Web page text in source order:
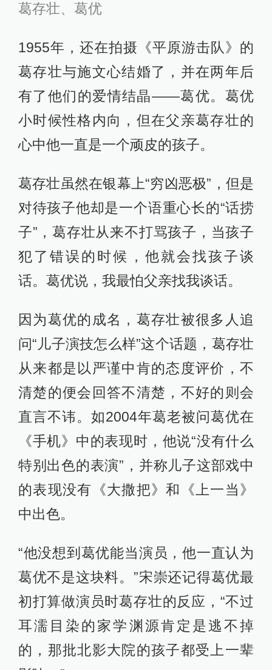
葛存壮、葛优
1955年，还在拍摄《平原游击队》的
葛存壮与施文心结婚了，并在两年后
有了他们的爱情结晶——葛优。葛优
小时候性格内向，但在父亲葛存壮的
心中他一直是一个顽皮的孩子。
葛存壮虽然在银幕上“穷凶恶极”，但是
对待孩子他却是一个语重心长的“话捞
子”，葛存壮从来不打骂孩子，当孩子
犯了错误的时候，他就会找孩子谈
话。葛优说，我最怕父亲找我谈话。
因为葛优的成名，葛存壮被很多人追
问“儿子演技怎么样”这个话题，葛存壮
从来都是以严谨中肯的态度评价，不
清楚的便会回答不清楚，不好的则会
直言不讳。如2004年葛老被问葛优在
《手机》中的表现时，他说“没有什么
特别出色的表演”，并称儿子这部戏中
的表现没有《大撒把》和《上一当》
中出色。
“他没想到葛优能当演员，他一直认为
葛优不是这块料。”宋崇还记得葛优最
初打算做演员时葛存壮的反应，“不过
耳濡目染的家学渊源肯定是逃不掉
的，那批北影大院的孩子都受上一辈